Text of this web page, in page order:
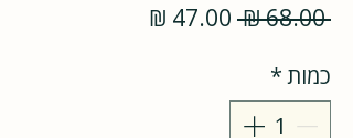
‏68.00 ‏₪
מחיר
כמות*